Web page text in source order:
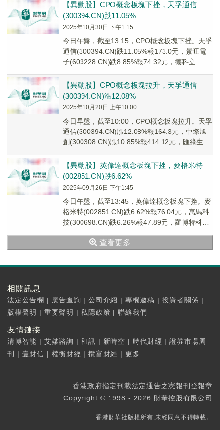
【異動股】CPO概念板塊下挫，天孚通信
(300394.CN)跌11.05%
2025年10月30日 下午1:15
今日午盤，截至13:15，CPO概念板塊下挫。天孚
通信(300394.CN)跌11.05%報173.0元，景旺電
子(603228.CN)跌8.85%報74.32元，德科立
【異動股】CPO概念板塊拉升，天孚通信
(300394.CN)漲12.08%
2025年10月20日 上午10:00
今日早盤，截至10:00，CPO概念板塊拉升。天孚
通信(300394.CN)漲12.08%報164.3元，中際旭
創(300308.CN)漲10.85%報414.12元，匯綠生態
【異動股】英偉達概念板塊下挫，麥格米特
(002851.CN)跌6.62%
2025年09月26日 下午1:45
今日午盤，截至13:45，英偉達概念板塊下挫。麥
格米特(002851.CN)跌6.62%報76.04元，萬馬科
技(300698.CN)跌6.26%報47.89元，羅博特科
查看更多
相關訊息
法定公告欄 | 廣告查詢 | 公司介紹 | 專欄邀稿 | 投資者關係 |
版權聲明 | 重要聲明 | 私隱政策 | 聯絡我們
友情鏈接
清博智能 | 艾媒諮詢 | 和訊 | 新時空 | 時代財經 | 證券市場周
刊
| 壹財信 | 權衡財經 | 攬富財經 | 更多...
香港政府指定刊載法定通告之憲報刊登報章
Copyright © 1998 - 2026 財華控股有限公司
香港財華社版權所有,未經同意不得轉載。